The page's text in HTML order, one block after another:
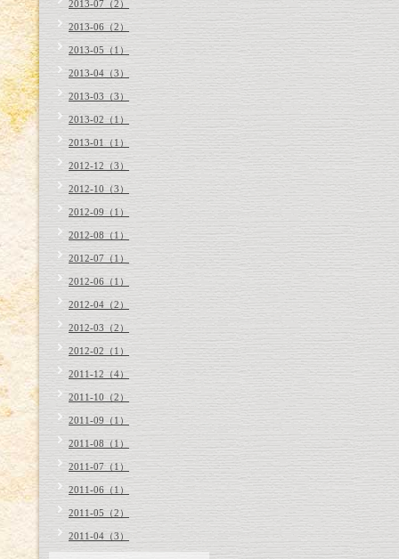
2013-07（2）
2013-06（2）
2013-05（1）
2013-04（3）
2013-03（3）
2013-02（1）
2013-01（1）
2012-12（3）
2012-10（3）
2012-09（1）
2012-08（1）
2012-07（1）
2012-06（1）
2012-04（2）
2012-03（2）
2012-02（1）
2011-12（4）
2011-10（2）
2011-09（1）
2011-08（1）
2011-07（1）
2011-06（1）
2011-05（2）
2011-04（3）